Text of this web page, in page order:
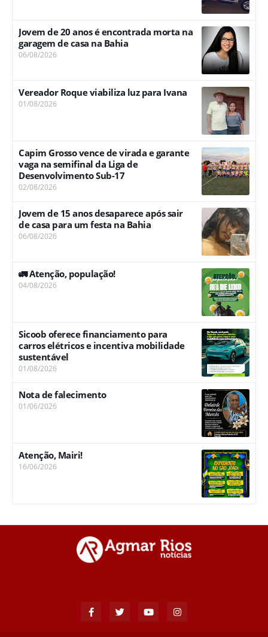
Jovem de 20 anos é encontrada morta na
garagem de casa na Bahia
06/08/2026
Vereador Roque viabiliza luz para Ivana
01/08/2026
Capim Grosso vence de virada e garante
vaga na semifinal da Liga de
Desenvolvimento Sub-17
02/08/2026
Jovem de 15 anos desaparece após sair
de casa para um festa na Bahia
06/08/2026
🚛 Atenção, população!
04/08/2026
Sicoob oferece financiamento para
carros elétricos e incentiva mobilidade
sustentável
01/08/2026
Nota de falecimento
01/06/2026
Atenção, Mairi!
16/06/2026